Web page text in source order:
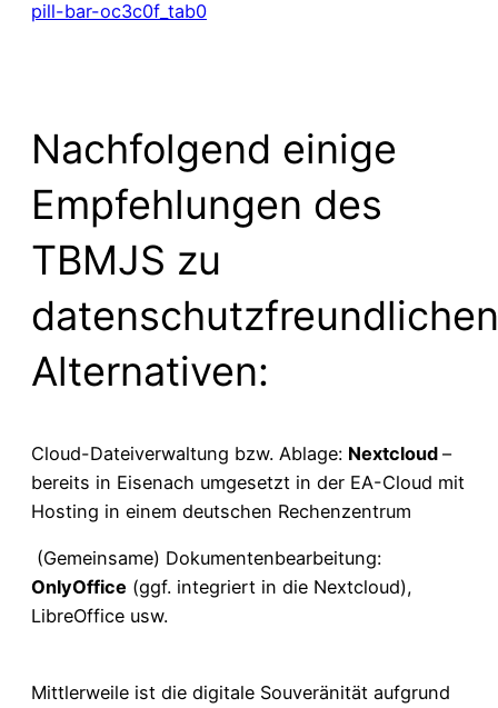
pill-bar-oc3c0f_tab0
Nachfolgend einige
Empfehlungen des
TBMJS zu
datenschutzfreundlichen
Alternativen:
Cloud-Dateiverwaltung bzw. Ablage: Nextcloud –
bereits in Eisenach umgesetzt in der EA-Cloud mit
Hosting in einem deutschen Rechenzentrum
(Gemeinsame) Dokumentenbearbeitung:
OnlyOffice (ggf. integriert in die Nextcloud),
LibreOffice usw.
Mittlerweile ist die digitale Souveränität aufgrund